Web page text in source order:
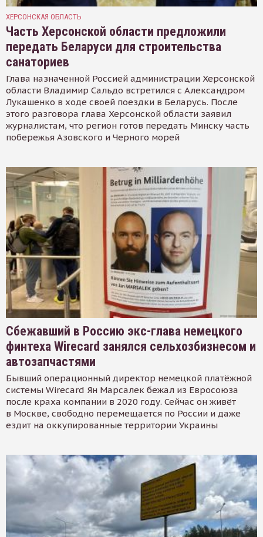
ХЕРСОНСКАЯ ОБЛАСТЬ
Часть Херсонской области предложили
передать Беларуси для строительства
санаториев
Глава назначенной Россией администрации Херсонской
области Владимир Сальдо встретился с Александром
Лукашенко в ходе своей поездки в Беларусь. После
этого разговора глава Херсонской области заявил
журналистам, что регион готов передать Минску часть
побережья Азовского и Черного морей
Сбежавший в Россию экс-глава немецкого
финтеха Wirecard занялся сельхозбизнесом и
автозапчастями
Бывший операционный директор немецкой платёжной
системы Wirecard Ян Марсалек бежал из Евросоюза
после краха компании в 2020 году. Сейчас он живёт
в Москве, свободно перемещается по России и даже
ездит на оккупированные территории Украины